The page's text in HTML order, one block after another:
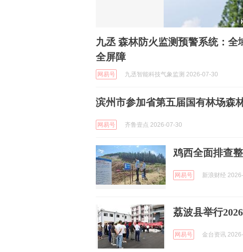
九丞 森林防火监测预警系统：全域智能值守预警，筑牢山林防火安
全屏障
网易号 九丞智能科技气象监测 2026-07-30
滨州市参加省第五届国有林场森
网易号 齐鲁壹点 2026-07-30
鸡西全面排查
网易号 新浪财经
荔波县举行
网易号 金台资讯